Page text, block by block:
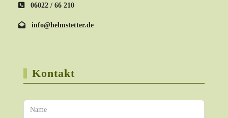
06022 / 66 210
info@helmstetter.de
Kontakt